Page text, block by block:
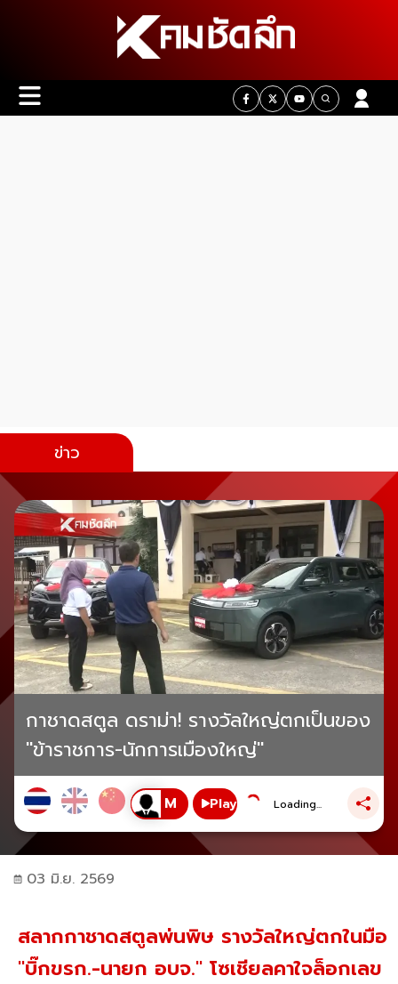
ข่าว
กาชาดสตูล ดราม่า! รางวัลใหญ่ตกเป็นของ
"ข้าราชการ-นักการเมืองใหญ่"
Play Loading...
03 มิ.ย. 2569
สลากกาชาดสตูลพ่นพิษ รางวัลใหญ่ตกในมือ
"บิ๊กขรก.-นายก อบจ." โซเชียลคาใจล็อกเลข